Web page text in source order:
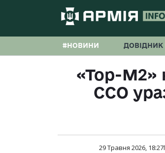
#НОВИНИ ДОВІДНИК
«Тор-М2»
ССО
29 Травня 2026, 18:27